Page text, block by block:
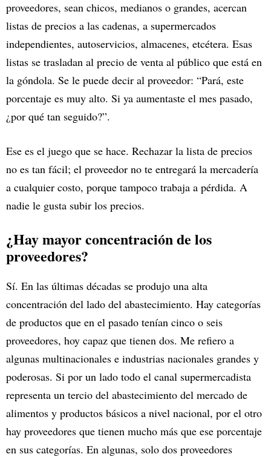
proveedores, sean chicos, medianos o grandes, acercan
listas de precios a las cadenas, a supermercados
independientes, autoservicios, almacenes, etcétera. Esas
listas se trasladan al precio de venta al público que está en
la góndola. Se le puede decir al proveedor: “Pará, este
porcentaje es muy alto. Si ya aumentaste el mes pasado,
¿por qué tan seguido?”.
Ese es el juego que se hace. Rechazar la lista de precios
no es tan fácil; el proveedor no te entregará la mercadería
a cualquier costo, porque tampoco trabaja a pérdida. A
nadie le gusta subir los precios.
¿Hay mayor concentración de los
proveedores?
Sí. En las últimas décadas se produjo una alta
concentración del lado del abastecimiento. Hay categorías
de productos que en el pasado tenían cinco o seis
proveedores, hoy capaz que tienen dos. Me refiero a
algunas multinacionales e industrias nacionales grandes y
poderosas. Si por un lado todo el canal supermercadista
representa un tercio del abastecimiento del mercado de
alimentos y productos básicos a nivel nacional, por el otro
hay proveedores que tienen mucho más que ese porcentaje
en sus categorías. En algunas, solo dos proveedores